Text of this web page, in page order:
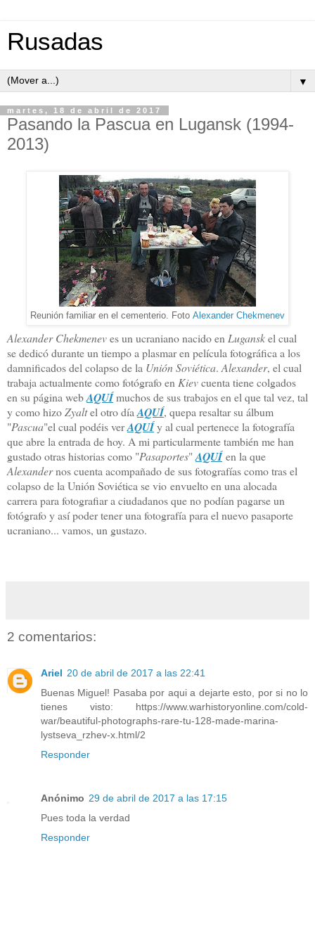
Rusadas
▼
martes, 18 de abril de 2017
Pasando la Pascua en Lugansk (1994-
2013)
Reunión familiar en el cementerio. Foto Alexander Chekmenev
Alexander Chekmeneves un ucraniano nacido en Luganskel cual
se dedicó durante un tiempo a plasmar en película fotográfica a los
damnificados del colapso de la Unión Soviética. Alexander, el cual
trabaja actualmente como fotógrafo en Kievcuenta tiene colgados
en su página webAQUÍmuchos de sus trabajos en el que tal vez, tal
y como hizoZyaltel otro día AQUÍ, quepa resaltar su álbum
"Pascua"el cual podéis verAQUÍy al cual pertenece la fotografía
que abre la entrada de hoy. A mi particularmente también me han
gustado otras historias como "Pasaportes" AQUÍen la que
Alexandernos cuenta acompañado de sus fotografías como tras el
colapso de la Unión Soviética se vio envuelto en una alocada
carrera para fotografiar a ciudadanos que no podían pagarse un
fotógrafo y así poder tener una fotografía para el nuevo pasaporte
ucraniano... vamos, un gustazo.
2 comentarios:
Ariel 20 de abril de 2017 a las 22:41
Buenas Miguel! Pasaba por aqui a dejarte esto, por si no lo
tienes visto: https://www.warhistoryonline.com/cold-
war/beautiful-photographs-rare-tu-128-made-marina-
lystseva_rzhev-x.html/2
Responder
Anónimo 29 de abril de 2017 a las 17:15
Pues toda la verdad
Responder